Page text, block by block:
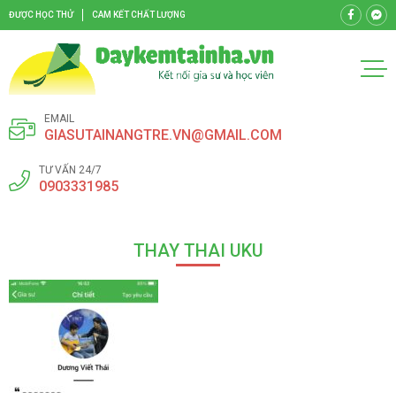
ĐƯỢC HỌC THỬ CAM KẾT CHẤT LƯỢNG
EMAIL
GIASUTAINANGTRE.VN@GMAIL.COM
TƯ VẤN 24/7
0903331985
THAY THAI UKU